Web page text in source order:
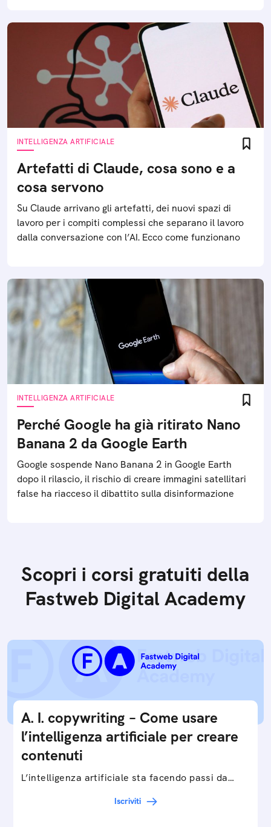
INTELLIGENZA ARTIFICIALE
Artefatti di Claude, cosa sono e a
cosa servono
Su Claude arrivano gli artefatti, dei nuovi spazi di
lavoro per i compiti complessi che separano il lavoro
dalla conversazione con l’AI. Ecco come funzionano
INTELLIGENZA ARTIFICIALE
Perché Google ha già ritirato Nano
Banana 2 da Google Earth
Google sospende Nano Banana 2 in Google Earth
dopo il rilascio, il rischio di creare immagini satellitari
false ha riacceso il dibattito sulla disinformazione
Scopri i corsi gratuiti della
Fastweb Digital Academy
A. I. copywriting – Come usare
l’intelligenza artificiale per creare
contenuti
L’intelligenza artificiale sta facendo passi da
interpretazione dei big data ai chatbot e virtual…
Iscriviti